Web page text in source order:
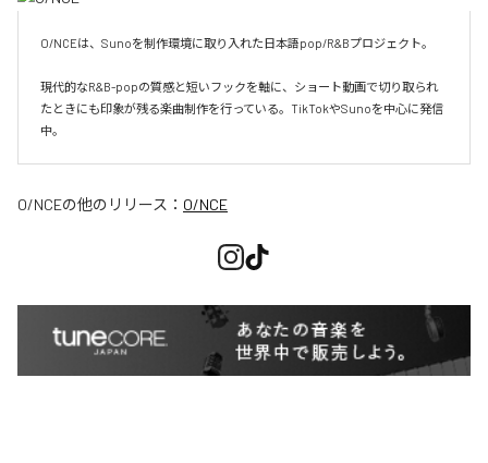
O/NCEは、Sunoを制作環境に取り入れた日本語pop/R&Bプロジェクト。
現代的なR&B-popの質感と短いフックを軸に、ショート動画で切り取られ
たときにも印象が残る楽曲制作を行っている。TikTokやSunoを中心に発信
O/NCEの他のリリース： O/NCE